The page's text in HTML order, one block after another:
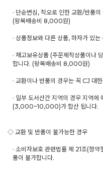
· 단순변심, 착오로 인한 교환/반품
(왕복배송비 8,000원)
· 상품정보와 다른 상품, 하자가 있
· 재고보유상품 (주문제작상품이나
합니다. (왕복배송비 8,000원)
· 교환이나 반품의 경우는 꼭 CJ 대
· 일부 도서산간 지역의 경우 지역
(3,000~10,000)가 합산 됩니다.
◇ 교환 및 반품이 불가능한 경우
· 소비자보호 관련법률 제 21조(청
품이 불가합니다.